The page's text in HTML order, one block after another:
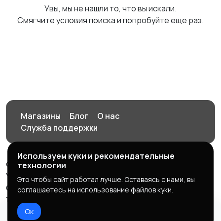
Увы, мы не нашли то, что вы искали.
Смягчите условия поиска и попробуйте еще раз.
Магазины Блог
О нас
Служба поддержки
© 2026 Орен-АЙ - Авто | Недвижимость | Работа |
Услуги
Создал Карусов Е.С ООО "ЦПК" ИНН 5609203278 ОГРН
1235600008841
Правила сервиса
Используем куки и рекомендательные
технологии
Это чтобы сайт работал лучше. Оставаясь с нами, вы
соглашаетесь на использование файлов куки.
Ок